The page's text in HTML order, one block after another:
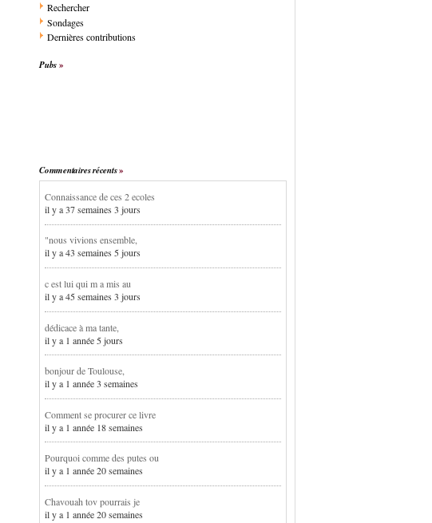
Rechercher
Sondages
Dernières contributions
Pubs
Commentaires récents
Connaissance de ces 2 ecoles
il y a 37 semaines 3 jours
"nous vivions ensemble,
il y a 43 semaines 5 jours
c est lui qui m a mis au
il y a 45 semaines 3 jours
dédicace à ma tante,
il y a 1 année 5 jours
bonjour de Toulouse,
il y a 1 année 3 semaines
Comment se procurer ce livre
il y a 1 année 18 semaines
Pourquoi comme des putes ou
il y a 1 année 20 semaines
Chavouah tov pourrais je
il y a 1 année 20 semaines